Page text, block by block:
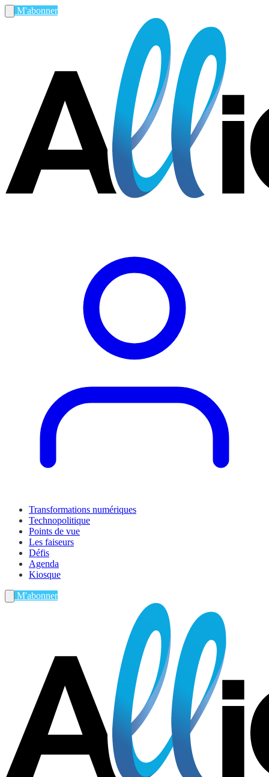
M'abonner
Transformations numériques
Technopolitique
Points de vue
Les faiseurs
Défis
Agenda
Kiosque
M'abonner